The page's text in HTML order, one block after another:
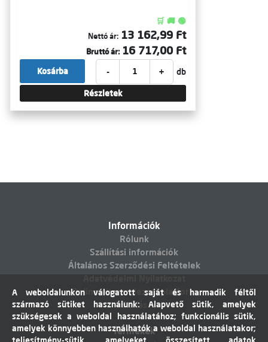
🛒 🚚 🟢
Nettó ár: 13 162,99 Ft
Bruttó ár: 16 717,00 Ft
- + db
Kosárba
Részletek
Információk
Rólunk
Szállítási információk
Általános Szerződési Feltételek
Online vitarendezési platform
Elállás
Termékek
A weboldalunkon válogatott saját és harmadik féltől
származó sütiket használunk: Alapvető sütik, amelyek
szükségesek a weboldal használatához; funkcionális sütik,
amelyek könnyebben használhatók a weboldal használatakor;